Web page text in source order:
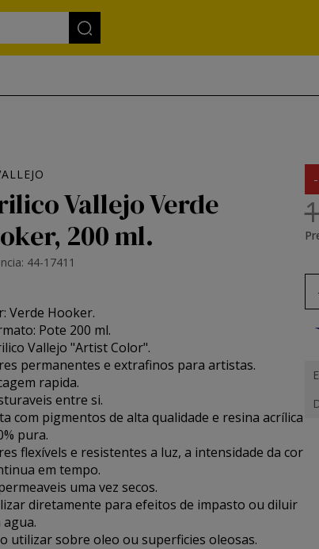
Vallejo Verde
200 ml.
44-17411
Verde Hooker.
Pote 200 ml.
Vallejo "Artist Color".
permanentes e extrafinos para artistas.
rapida.
entre si.
com pigmentos de alta qualidade e resina acrílica
pura.
flexívels e resistentes a luz, a intensidade da cor
em tempo.
uma vez secos.
diretamente para efeitos de impasto ou diluir
agua.
utilizar sobre oleo ou superficies oleosas.